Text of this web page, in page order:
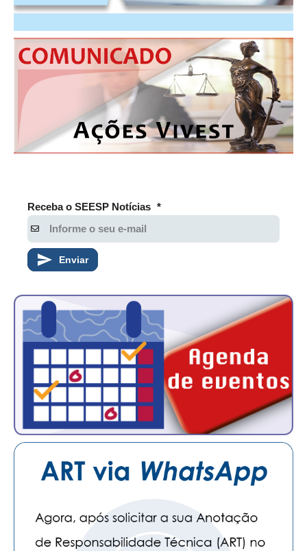
CONTATO
CADASTRO
ATUALIZAÇÃO CADASTRAL
Receba o SEESP Notícias *
Enviar